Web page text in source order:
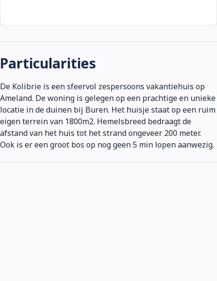
Particularities
De Kolibrie is een sfeervol zespersoons vakantiehuis op
Ameland. De woning is gelegen op een prachtige en unieke
locatie in de duinen bij Buren. Het huisje staat op een ruim
eigen terrein van 1800m2. Hemelsbreed bedraagt de
afstand van het huis tot het strand ongeveer 200 meter.
Ook is er een groot bos op nog geen 5 min lopen aanwezig.